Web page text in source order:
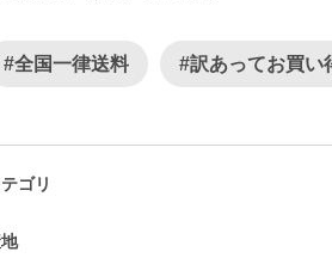
#全国一律送料 #訳あってお買い
ゴリ